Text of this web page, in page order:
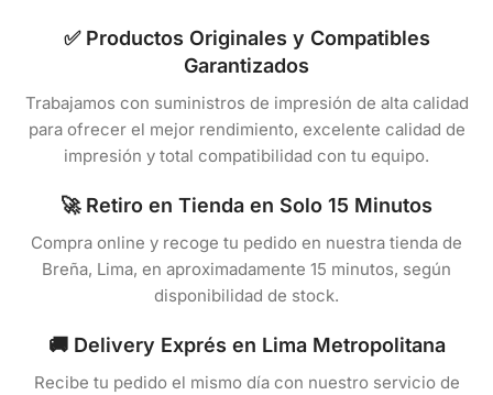
✅ Productos Originales y Compatibles
Garantizados
Trabajamos con suministros de impresión de alta calidad
para ofrecer el mejor rendimiento, excelente calidad de
impresión y total compatibilidad con tu equipo.
🚀 Retiro en Tienda en Solo 15 Minutos
Compra online y recoge tu pedido en nuestra tienda de
Breña, Lima, en aproximadamente 15 minutos, según
disponibilidad de stock.
🚚 Delivery Exprés en Lima Metropolitana
Recibe tu pedido el mismo día con nuestro servicio de